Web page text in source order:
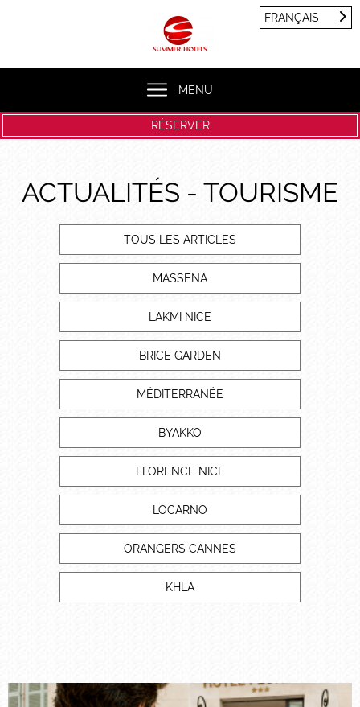
MENU
FRANÇAIS
RÉSERVER
ACTUALITÉS - TOURISME
TOUS LES ARTICLES
MASSENA
LAKMI NICE
BRICE GARDEN
MÉDITERRANÉE
BYAKKO
FLORENCE NICE
LOCARNO
ORANGERS CANNES
KHLA